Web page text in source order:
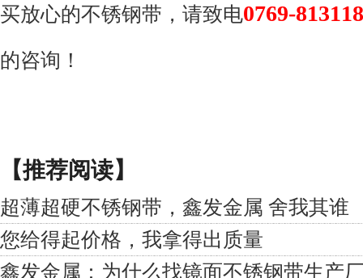
买放心的不锈钢带，请致电0769-
的咨询！
【推荐阅读】
超薄超硬不锈钢带，鑫发金属 舍我其谁
您给得起价格，我拿得出质量
鑫发金属：为什么找镜面不锈钢带生产